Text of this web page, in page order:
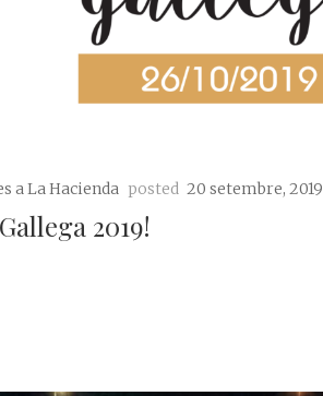
a La Hacienda posted 20 setembre, 2019
2019!